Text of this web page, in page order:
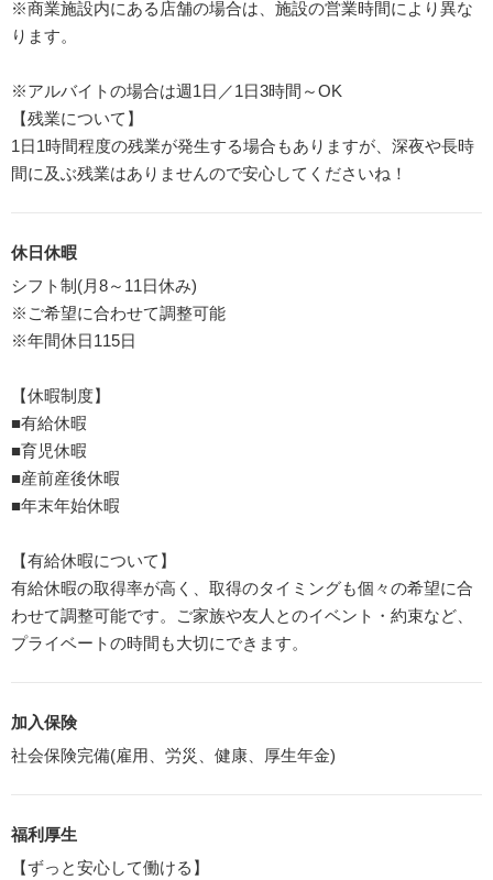
※商業施設内にある店舗の場合は、施設の営業時間により異な
ります。
※アルバイトの場合は週1日／1日3時間～OK
【残業について】
1日1時間程度の残業が発生する場合もありますが、深夜や長時
間に及ぶ残業はありませんので安心してくださいね！
休日休暇
シフト制(月8～11日休み)
※ご希望に合わせて調整可能
※年間休日115日
【休暇制度】
■有給休暇
■育児休暇
■産前産後休暇
■年末年始休暇
【有給休暇について】
有給休暇の取得率が高く、取得のタイミングも個々の希望に合
わせて調整可能です。ご家族や友人とのイベント・約束など、
プライベートの時間も大切にできます。
加入保険
社会保険完備(雇用、労災、健康、厚生年金)
福利厚生
【ずっと安心して働ける】